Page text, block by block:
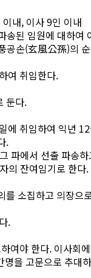
내, 이사 9인 이내
된 임원에 대하여
손(玄風公孫)의
여 취임한다.
둔다.
에 취임하여 익년
.
파에서 선출 파송
의 잔여임기로 한다.
소집하고 의장
.
야 한다. 이사회
을 고문으로 추대